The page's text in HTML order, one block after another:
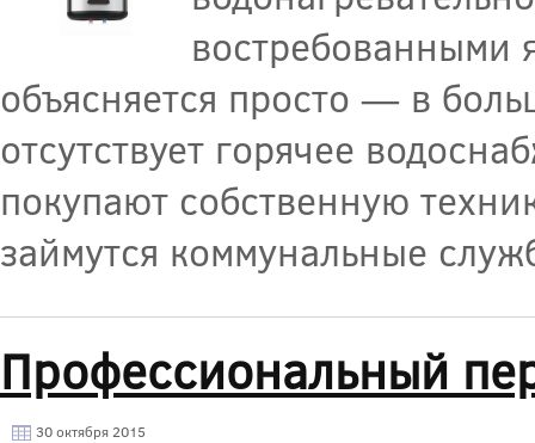
востребованными
объясняется просто — в
отсутствует горячее
покупают собственную
займутся коммунальные
Профессиональный
30 октября 2015